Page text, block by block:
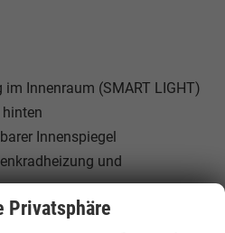
Innenraum (SMART LIGHT)
Innenspiegel
und
Privatsphäre